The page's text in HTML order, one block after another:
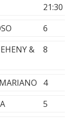
21:30
6
&
8
4
5